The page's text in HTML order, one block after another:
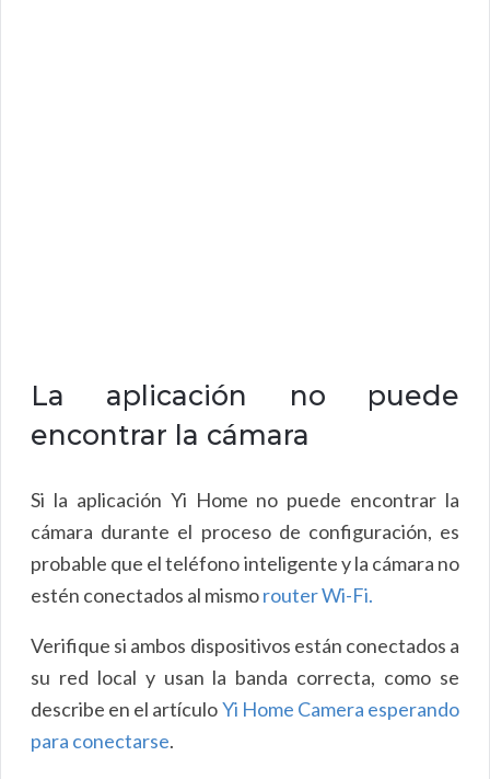
La aplicación no puede
encontrar la cámara
Si la aplicación Yi Home no puede encontrar la
cámara durante el proceso de configuración, es
probable que el teléfono inteligente y la cámara no
estén conectados al mismorouter Wi-Fi.
Verifique si ambos dispositivos están conectados a
su red local y usan la banda correcta, como se
describe en el artículoYi Home Camera esperando
para conectarse.